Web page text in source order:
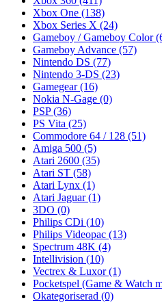
Xbox One (138)
Xbox Series X (24)
Gameboy / Gameboy Color
Gameboy Advance (57)
Nintendo DS (77)
Nintendo 3-DS (23)
Gamegear(16)
Nokia N-Gage (0)
PSP(36)
PS Vita (25)
Commodore 64 / 128 (51)
Amiga 500 (5)
Atari 2600 (35)
Atari ST (58)
Atari Lynx (1)
Atari Jaguar(1)
3DO (0)
Philips CDi (10)
Philips Videopac (13)
Spectrum 48K (4)
Intellivision (10)
Vectrex & Luxor(1)
Pocketspel (Game & Watch
Okategoriserad (0)